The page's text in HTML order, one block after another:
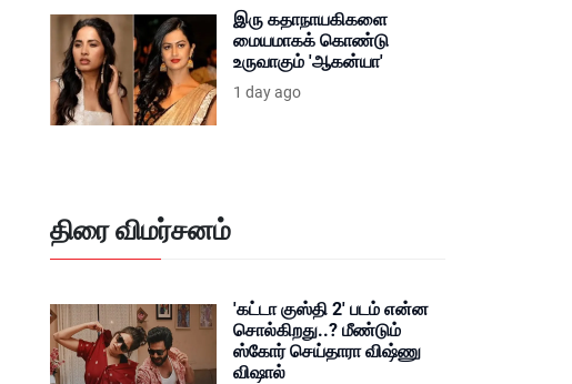
இரு கதாநாயகிகளை
மையமாகக் கொண்டு
உருவாகும் 'ஆகன்யா'
1 day ago
திரை விமர்சனம்
'கட்டா குஸ்தி 2' படம் என்ன
சொல்கிறது..? மீண்டும்
ஸ்கோர் செய்தாரா விஷ்ணு
விஷால்